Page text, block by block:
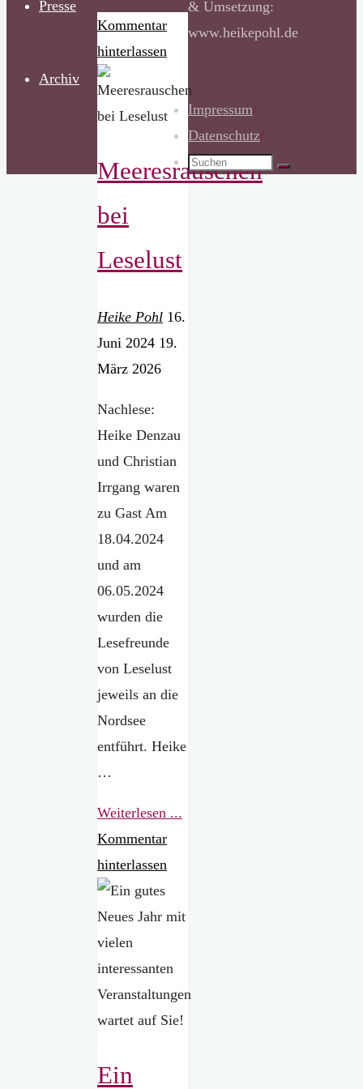
Presse
Archiv
Kommentar
hinterlassen
Meeresrauschen
bei
Leselust
Heike Pohl 16.
Juni 2024 19.
März 2026
Nachlese:
Heike Denzau
und Christian
Irrgang waren
zu Gast Am
18.04.2024
und am
06.05.2024
wurden die
Lesefreunde
von Leselust
jeweils an die
Nordsee
entführt. Heike
…
Weiterlesen ...
Kommentar
hinterlassen
Ein
& Umsetzung:
www.heikepohl.de
Impressum/
Datenschutz/
Suchen
nach:
Suchen